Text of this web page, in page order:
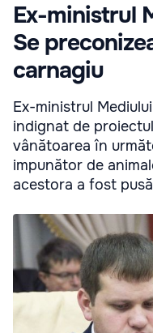
Ex-ministrul
Se
carnagiu
Ex-ministrul
indignat de
vânătoarea în
impunător de
acestora a fost